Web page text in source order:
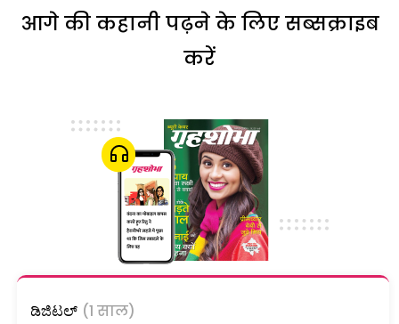
आगे की कहानी पढ़ने के लिए सब्सक्राइब
करें
ಡಿಜಿಟಲ್ (1 साल)